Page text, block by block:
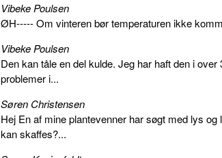
Vibeke Poulsen
ØH----- Om vinteren bør temperaturen ikke
Vibeke Poulsen
Den kan tåle en del kulde. Jeg har haft den i
problemer i...
Søren Christensen
Hej En af mine plantevenner har søgt med lys
kan skaffes?...